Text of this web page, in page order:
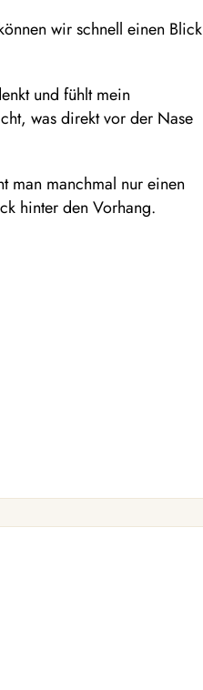
wir schnell einen Blick
und fühlt mein
was direkt vor der Nase
man manchmal nur einen
hinter den Vorhang.